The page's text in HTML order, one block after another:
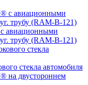
авиационными
трубу (RAM-B-121)
стекла автомобиля